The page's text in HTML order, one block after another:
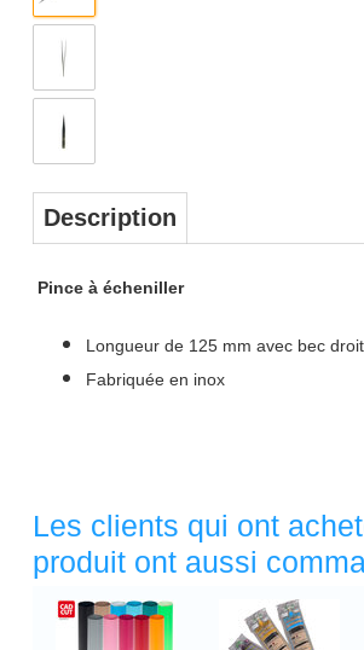
Description
Pince à écheniller
Longueur de 125 mm avec bec
Fabriquée en inox
Les clients qui ont
produit ont aussi
Titre 1